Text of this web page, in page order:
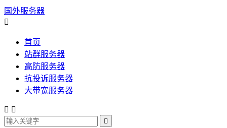
国外服务器

首页
站群服务器
高防服务器
抗投诉服务器
大带宽服务器
 
